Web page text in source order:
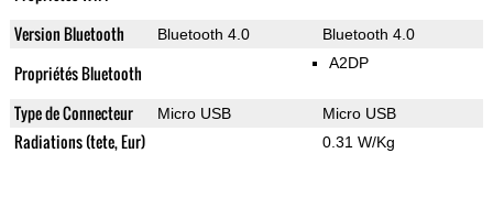
Version Bluetooth Bluetooth 4.0 Bluetooth 4.0
Propriétés Bluetooth A2DP
Type de Connecteur Micro USB Micro USB
Radiations (tete, Eur) 0.31 W/Kg